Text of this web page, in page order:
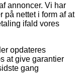
annoncer. Vi har
på nettet i form af at
ifald vores
opdateres
at give garantier
gang